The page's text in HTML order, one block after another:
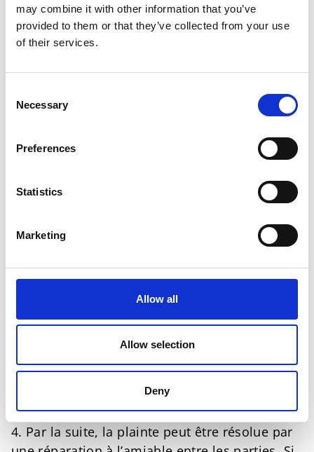
may combine it with other information that you’ve
provided to them or that they’ve collected from your use
of their services.
Selection
Necessary
Preferences
Statistics
Marketing
Allow all
Allow selection
Deny
fournir des preuves à l’appui.
5. Indiquer si le plaignant ou les autres parties
concernées doivent rester anonymes et
Soumettez votre plainte par écrit ici.
1. Après réception de votre message, nous
accusé de réception.
2. Le responsable des droits de l’Homme de
DEICHMANN détermine le motif de la plainte et
vérifie sa recevabilité. Si la plainte est
détaillé et informerons le plaignant du délai de
3. Si une enquête plus approfondie des faits
est nécessaire, DEICHMANN effectuera sa
prestataire de services. Les coûts de ces
inspections sont pris en charge par
DEICHMANN.
4. Par la suite, la plainte peut être résolue par